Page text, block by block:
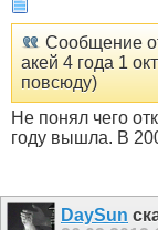
Сообщение
акей 4 года 1
повсюду)
Не понял чего
году вышла. В
DaySun